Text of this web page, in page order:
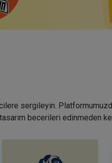
sergileyin.
becerileri edinmeden